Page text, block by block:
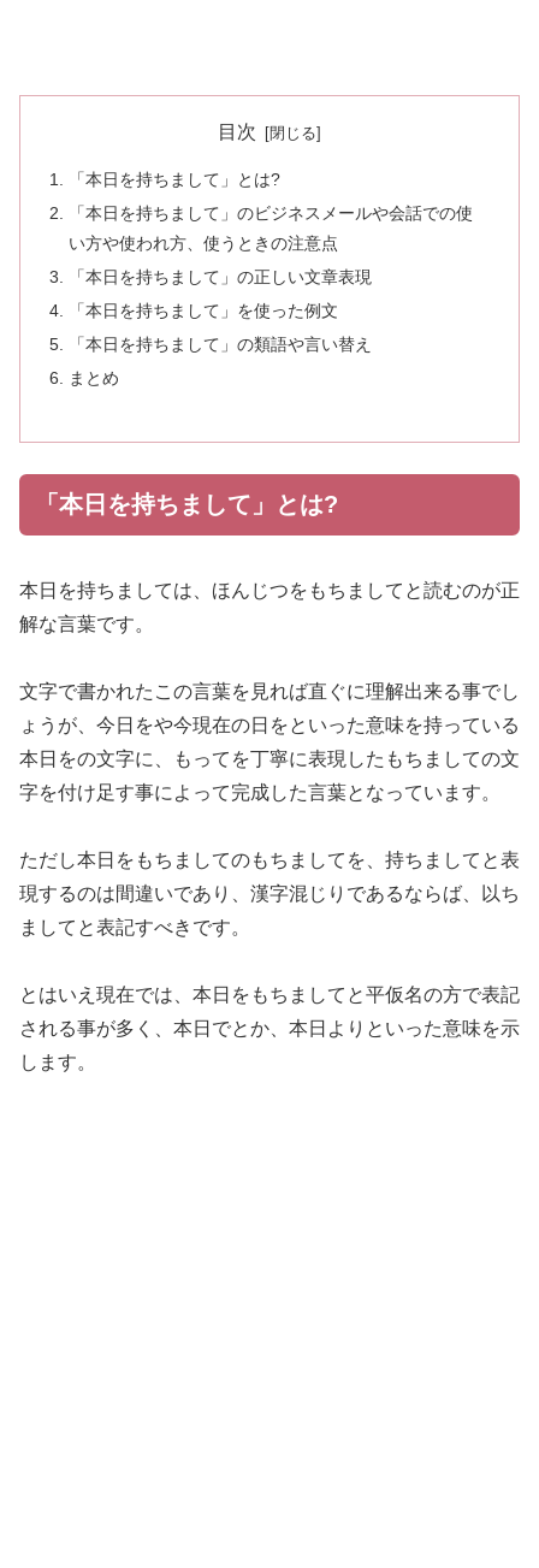
目次
「本日を持ちまして」とは?
「本日を持ちまして」のビジネスメールや会話での使
い方や使われ方、使うときの注意点
「本日を持ちまして」の正しい文章表現
「本日を持ちまして」を使った例文
「本日を持ちまして」の類語や言い替え
まとめ
「本日を持ちまして」とは?
本日を持ちましては、ほんじつをもちましてと読むのが正
解な言葉です。
文字で書かれたこの言葉を見れば直ぐに理解出来る事でし
ょうが、今日をや今現在の日をといった意味を持っている
本日をの文字に、もってを丁寧に表現したもちましての文
字を付け足す事によって完成した言葉となっています。
ただし本日をもちましてのもちましてを、持ちましてと表
現するのは間違いであり、漢字混じりであるならば、以ち
ましてと表記すべきです。
とはいえ現在では、本日をもちましてと平仮名の方で表記
される事が多く、本日でとか、本日よりといった意味を示
します。